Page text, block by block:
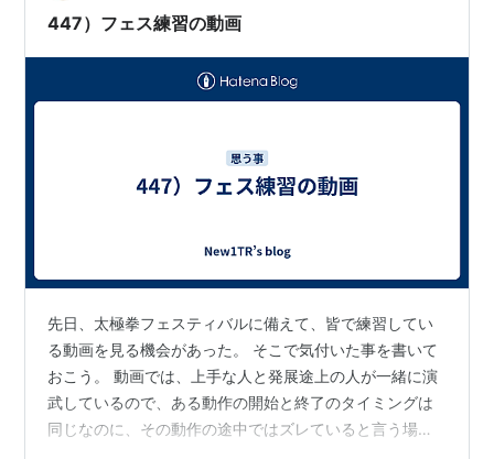
調整をする。 といった内容だっ…
447）フェス練習の動画
先日、太極拳フェスティバルに備えて、皆で練習してい
る動画を見る機会があった。 そこで気付いた事を書いて
おこう。 動画では、上手な人と発展途上の人が一緒に演
武しているので、ある動作の開始と終了のタイミングは
同じなのに、その動作の途中ではズレていると言う場面